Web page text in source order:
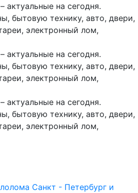
актуальные на сегодня.
бытовую технику, авто, двери,
электронный лом,
актуальные на сегодня.
бытовую технику, авто, двери,
электронный лом,
актуальные на сегодня.
бытовую технику, авто, двери,
электронный лом,
Санкт - Петербург и